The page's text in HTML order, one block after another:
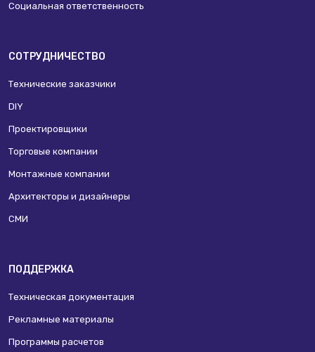
Социальная ответственность
СОТРУДНИЧЕСТВО
Технические заказчики
DIY
Проектировщики
Торговые компании
Монтажные компании
Архитекторы и дизайнеры
СМИ
ПОДДЕРЖКА
Техническая документация
Рекламные материалы
Программы расчетов